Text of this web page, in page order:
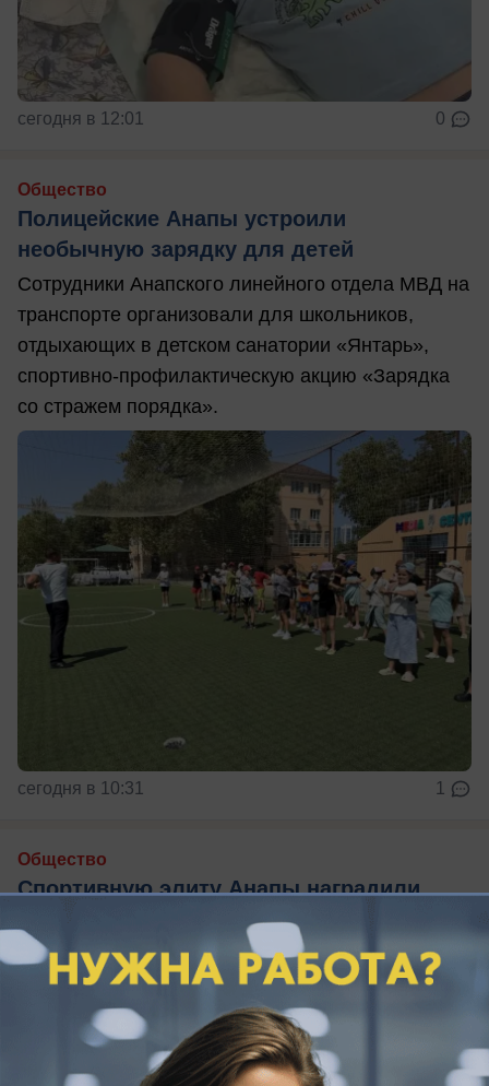
сегодня в 12:01 0
Общество
Полицейские Анапы устроили
необычную зарядку для детей
Сотрудники Анапского линейного отдела МВД на
транспорте организовали для школьников,
отдыхающих в детском санатории «Янтарь»,
спортивно-профилактическую акцию «Зарядка
со стражем порядка».
сегодня в 10:31 1
Общество
Спортивную элиту Анапы наградили
накануне Дня физкультурника
В Центре культуры «Родина» прошло
торжественное мероприятие, посвященное
предстоящему Дню физкультурника.